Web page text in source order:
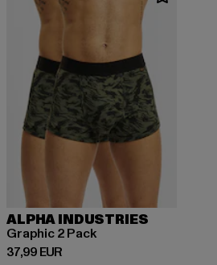
ALPHA INDUSTRIES
Graphic 2 Pack
37,99 EUR
Derzeitiger Preis: 37,99 EUR